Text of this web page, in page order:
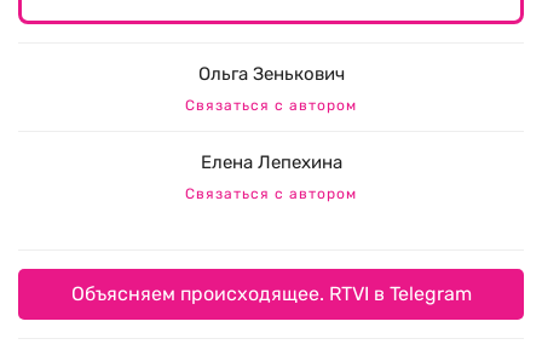
Ольга Зенькович
Связаться с автором
Елена Лепехина
Связаться с автором
Объясняем происходящее. RTVI в Telegram